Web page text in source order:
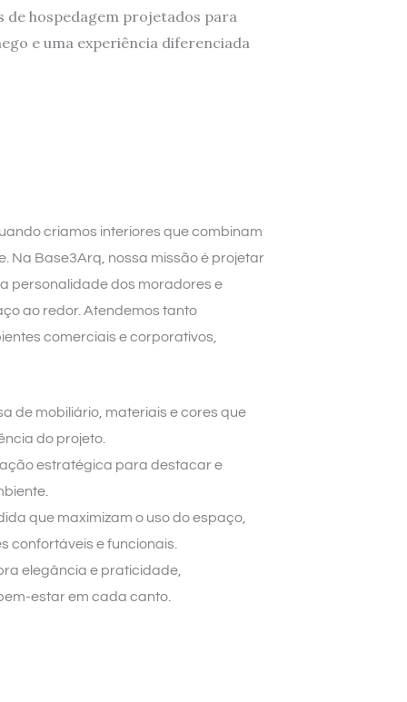
de hospedagem projetados para
e uma experiência diferenciada
criamos interiores que combinam
Na Base3Arq, nossa missão é projetar
personalidade dos moradores e
ao redor. Atendemos tanto
comerciais e corporativos,
de mobiliário, materiais e cores que
do projeto.
estratégica para destacar e
que maximizam o uso do espaço,
confortáveis e funcionais.
elegância e praticidade,
estar em cada canto.